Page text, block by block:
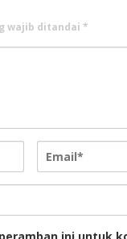
wajib ditandai *